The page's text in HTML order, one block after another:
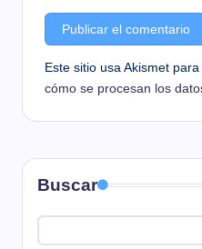
Este sitio usa Akismet
cómo se procesan los
Buscar